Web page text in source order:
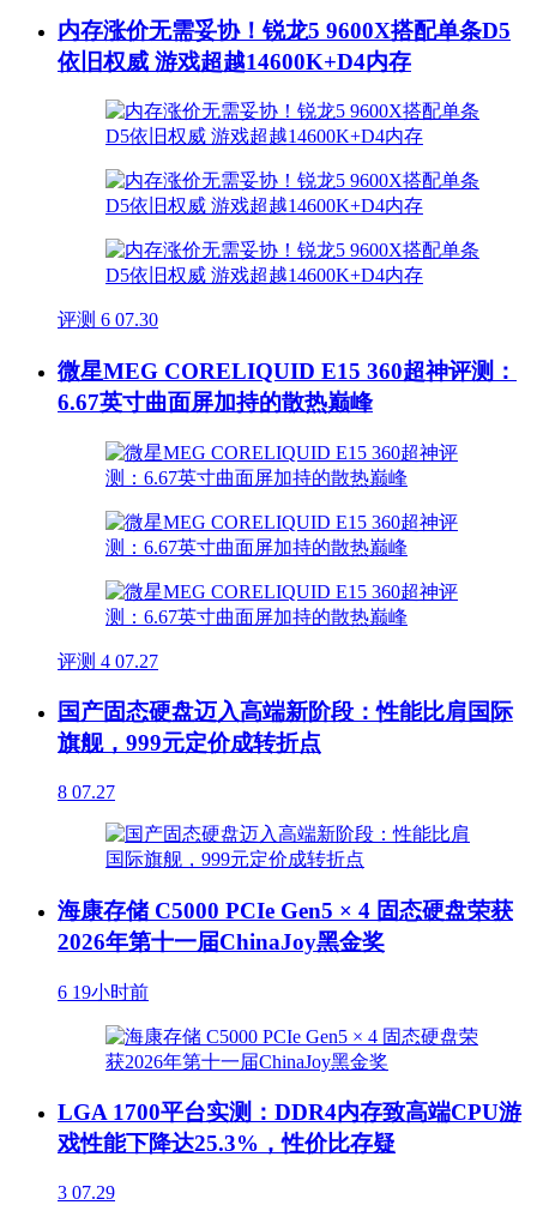
内存涨价无需妥协！锐龙5 9600X搭配单条D5
依旧权威 游戏超越14600K+D4内存
评测 6 07.30
微星MEG CORELIQUID E15 360超神评测：
6.67英寸曲面屏加持的散热巅峰
评测 4 07.27
国产固态硬盘迈入高端新阶段：性能比肩国际
旗舰，999元定价成转折点
8 07.27
海康存储 C5000 PCIe Gen5 × 4 固态硬盘荣获
2026年第十一届ChinaJoy黑金奖
6 19小时前
LGA 1700平台实测：DDR4内存致高端CPU游
戏性能下降达25.3%，性价比存疑
3 07.29